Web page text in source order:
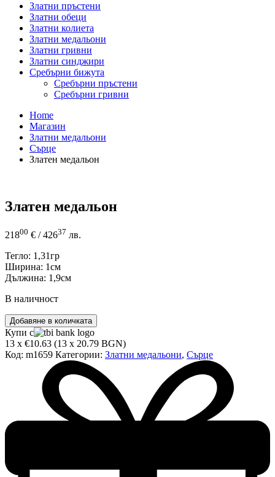
Златни пръстени
Златни обеци
Златни колиета
Златни медальони
Златни гривни
Златни синджири
Сребърни бижута
Сребърни пръстени
Сребърни гривни
Home
Магазин
Златни медальони
Сърце
Златен медальон
Златен медальон
21800 € / 42637 лв.
Тегло: 1,31гр
Ширина: 1см
Дължина: 1,9см
В наличност
количество
за
Златен
медальон
Добавяне в количката
Купи с
13 x €10.63 (13 x 20.79 BGN)
Код: m1659 Категории: Златни медальони, Сърце